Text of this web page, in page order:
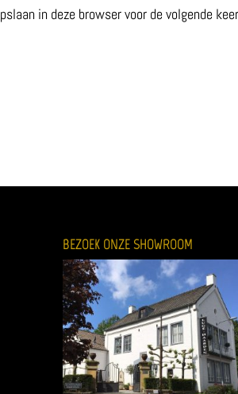
in deze browser voor de volgende
BEZOEK ONZE SHOWROOM